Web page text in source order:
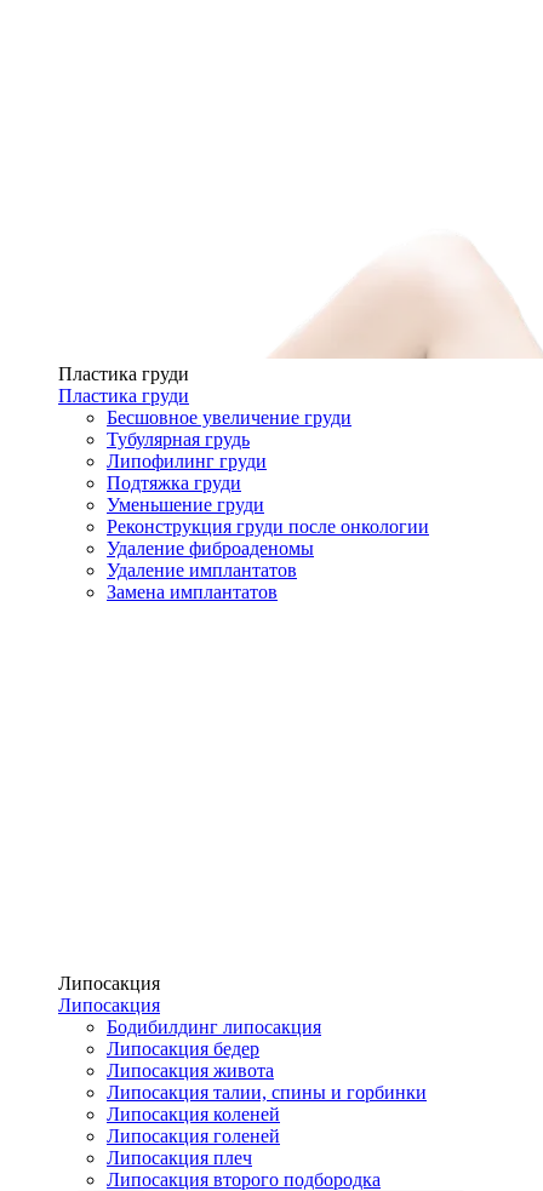
Пластика груди
Пластика груди
Бесшовное увеличение груди
Тубулярная грудь
Липофилинг груди
Подтяжка груди
Уменьшение груди
Реконструкция груди после онкологии
Удаление фиброаденомы
Удаление имплантатов
Замена имплантатов
Липосакция
Липосакция
Бодибилдинг липосакция
Липосакция бедер
Липосакция живота
Липосакция талии, спины и горбинки
Липосакция коленей
Липосакция голеней
Липосакция плеч
Липосакция второго подбородка